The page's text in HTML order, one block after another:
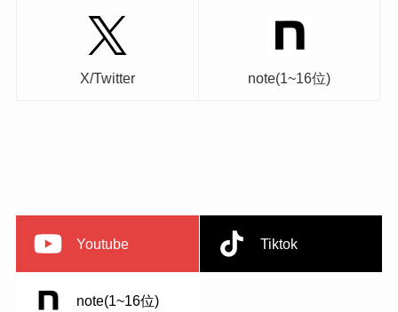
X/Twitter note(1~16位)
Youtube Tiktok
note(1~16位)